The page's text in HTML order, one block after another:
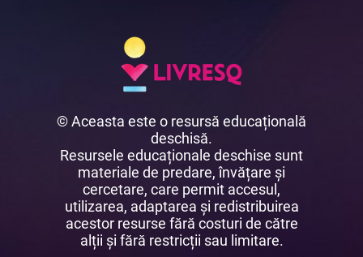
© Aceasta este o resursă educațională
deschisă.
Resursele educaționale deschise sunt
materiale de predare, învățare și
cercetare, care permit accesul,
utilizarea, adaptarea și redistribuirea
acestor resurse fără costuri de către
alții și fără restricții sau limitare.